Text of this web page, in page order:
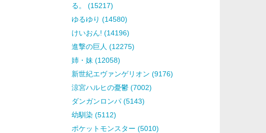
る。 (15217)
ゆるゆり (14580)
けいおん! (14196)
進撃の巨人 (12275)
姉・妹 (12058)
新世紀エヴァンゲリオン (9176)
涼宮ハルヒの憂鬱 (7002)
ダンガンロンパ (5143)
幼馴染 (5112)
ポケットモンスター (5010)